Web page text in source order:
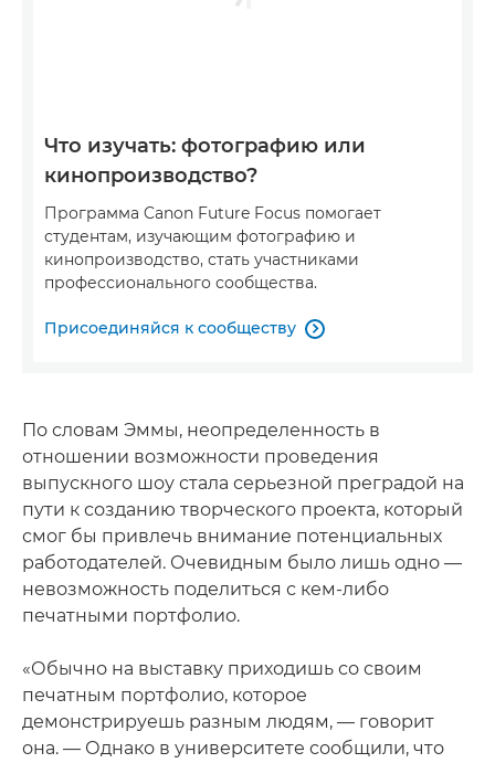
Что изучать: фотографию или
кинопроизводство?
Программа Canon Future Focus помогает
студентам, изучающим фотографию и
кинопроизводство, стать участниками
профессионального сообщества.
Присоединяйся к сообществу 
По словам Эммы, неопределенность в
отношении возможности проведения
выпускного шоу стала серьезной преградой на
пути к созданию творческого проекта, который
смог бы привлечь внимание потенциальных
работодателей. Очевидным было лишь одно —
невозможность поделиться с кем-либо
печатными портфолио.
«Обычно на выставку приходишь со своим
печатным портфолио, которое
демонстрируешь разным людям, — говорит
она. — Однако в университете сообщили, что